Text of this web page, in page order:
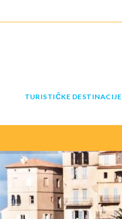
TURISTIČKE DESTINACIJE